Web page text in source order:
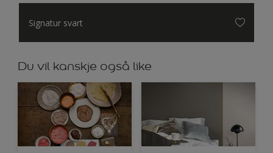
Signatur svart
Du vil kanskje også like